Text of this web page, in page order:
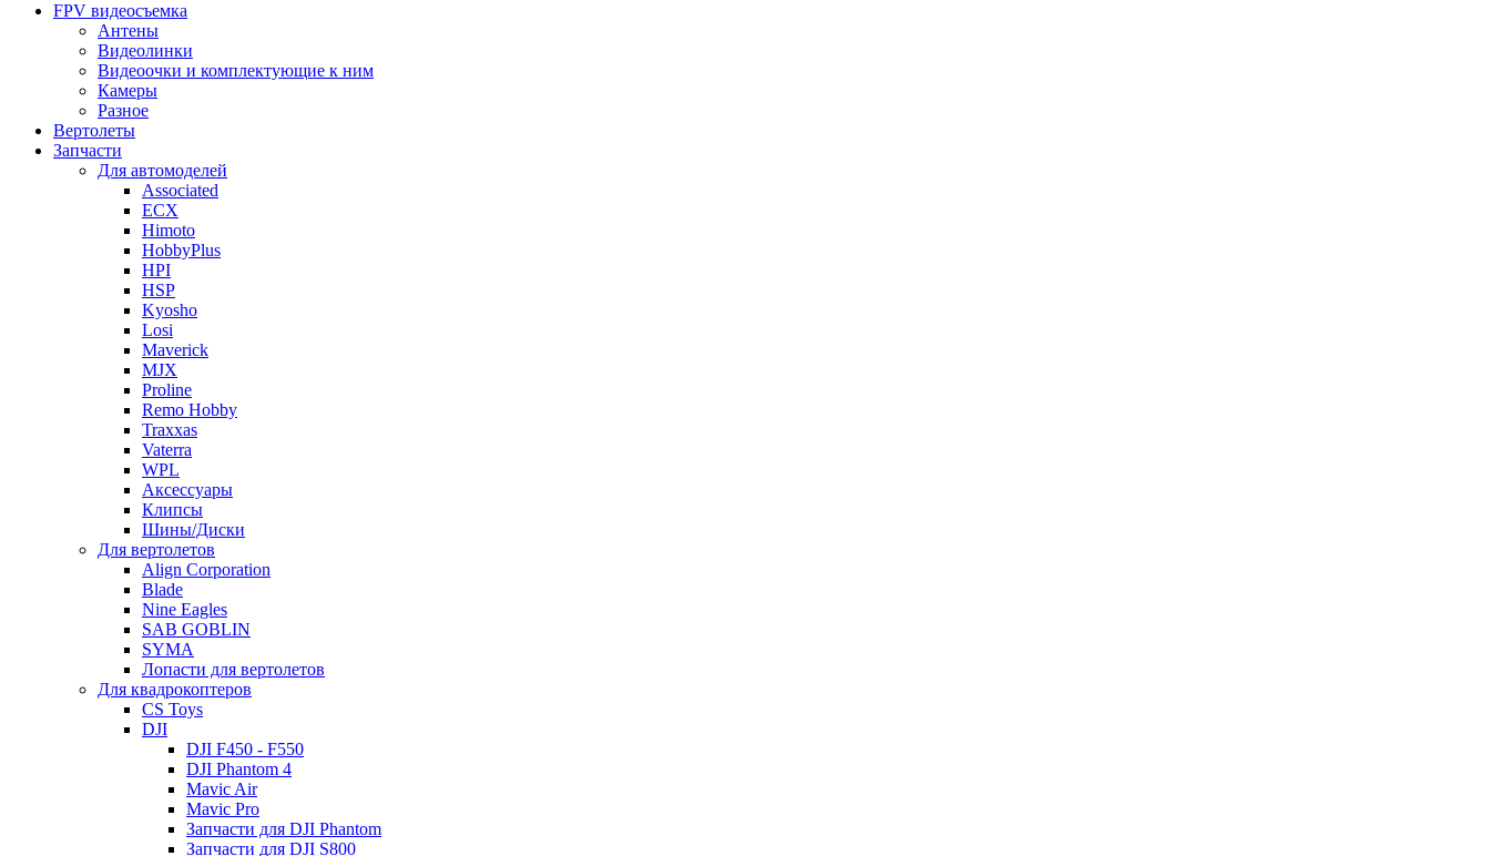
FPV видеосъемка
Антены
Видеолинки
Видеоочки и комплектующие к ним
Камеры
Разное
Вертолеты
Запчасти
Для автомоделей
Associated
ECX
Himoto
HobbyPlus
HPI
HSP
Kyosho
Losi
Maverick
MJX
Proline
Remo Hobby
Traxxas
Vaterra
WPL
Аксессуары
Клипсы
Шины/Диски
Для вертолетов
Align Corporation
Blade
Nine Eagles
SAB GOBLIN
SYMA
Лопасти для вертолетов
Для квадрокоптеров
CS Toys
DJI
DJI F450 - F550
DJI Phantom 4
Mavic Air
Mavic Pro
Запчасти для DJI Phantom
Запчасти для DJI S800